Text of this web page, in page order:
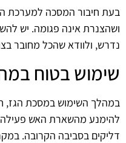
בעת חיבור המסכה למערכת
ושהצנרת אינה פגומה. יש
נדרש, ולוודא שהכל מחובר
שימוש בטוח
במהלך השימוש במסכת הגז,
להימנע מהשארת האש פעילה
דליקים בסביבה הקרובה.